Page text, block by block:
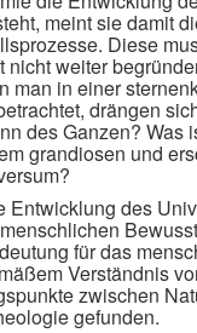
meint sie damit
Diese
nicht weiter
man in einer
drängen
des Ganzen? Was
grandiosen und
Entwicklung des
für das
Verständnis
zwischen
gefunden.